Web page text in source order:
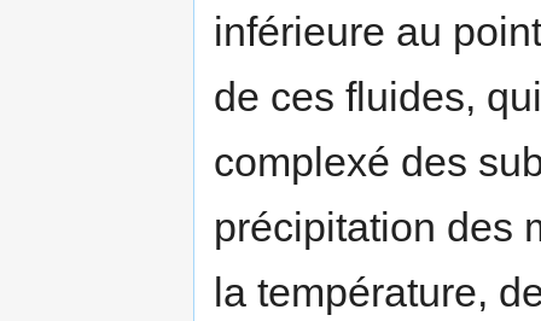
inférieure au
de ces fluides,
complexé des
précipitation des
la température,